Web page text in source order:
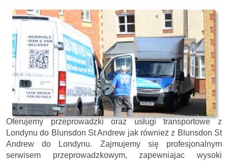
Oferujemy przeprowadzki oraz usługi transportowe z
Londynu do Blunsdon St Andrew jak również z Blunsdon St
Andrew do Londynu. Zajmujemy się profesjonalnym
serwisem przeprowadzkowym, zapewniajac wysoki